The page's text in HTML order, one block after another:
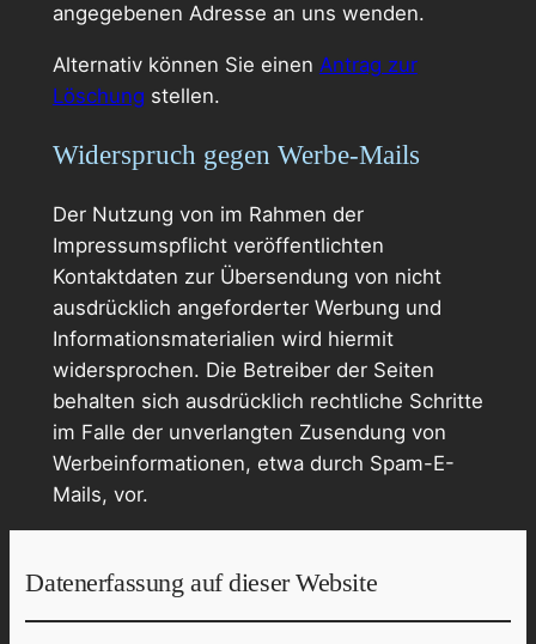
angegebenen Adresse an uns wenden.
Alternativ können Sie einen Antrag zur
Löschung stellen.
Widerspruch gegen Werbe-Mails
Der Nutzung von im Rahmen der
Impressumspflicht veröffentlichten
Kontaktdaten zur Übersendung von nicht
ausdrücklich angeforderter Werbung und
Informationsmaterialien wird hiermit
widersprochen. Die Betreiber der Seiten
behalten sich ausdrücklich rechtliche Schritte
im Falle der unverlangten Zusendung von
Werbeinformationen, etwa durch Spam-E-
Mails, vor.
Datenerfassung auf dieser Website